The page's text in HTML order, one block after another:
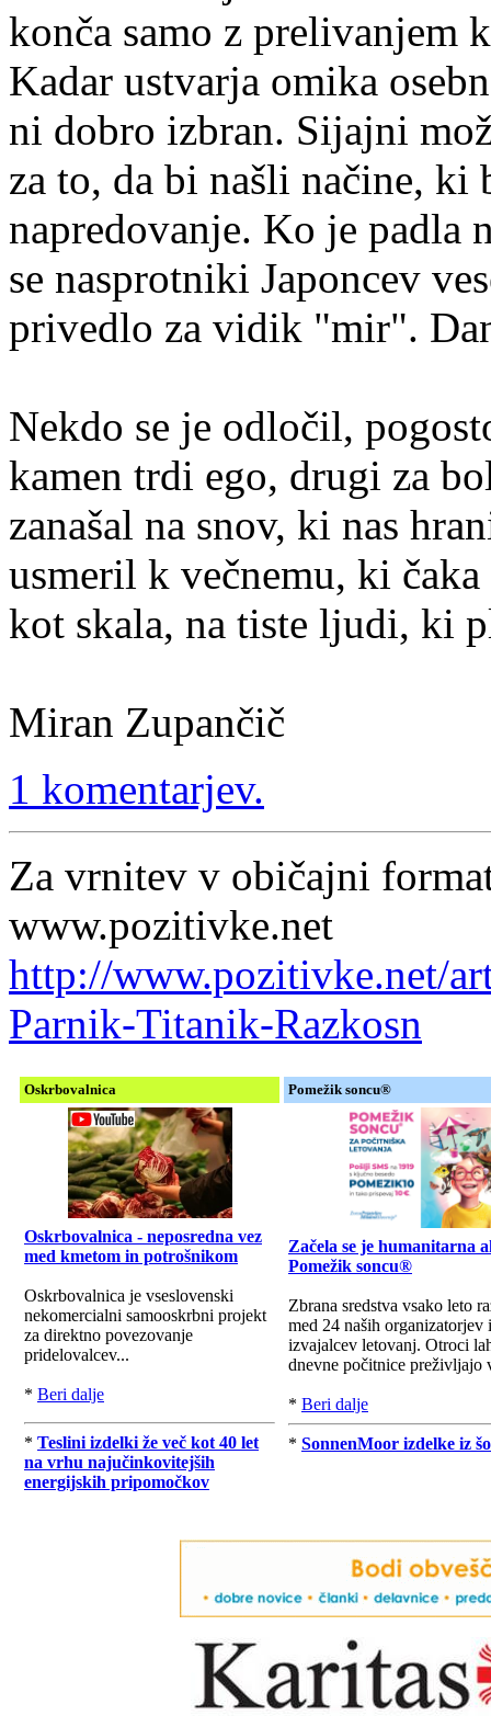
konča samo z prelivanjem
Kadar ustvarja omika
ni dobro izbran. Sijajni
za to, da bi našli načine,
napredovanje. Ko je padla
se nasprotniki Japoncev
privedlo za vidik "mir".
Nekdo se je odločil,
kamen trdi ego, drugi za
zanašal na snov, ki nas
usmeril k večnemu, ki
kot skala, na tiste ljudi, ki
Miran Zupančič
1 komentarjev.
Za vrnitev v običajni
www.pozitivke.net
http://www.pozitivke.net/
Parnik-Titanik-Razkosn
Oskrbovalnica
Oskrbovalnica - neposredna vez
med kmetom in potrošnikom
Oskrbovalnica je vseslovenski
nekomercialni samooskrbni projekt
za direktno povezovanje
pridelovalcev...
* Beri dalje
* Teslini izdelki že več kot 40 let
na vrhu najučinkovitejših
energijskih pripomočkov
Pomežik soncu®
Začela se je humanitarna
Pomežik soncu®
Zbrana sredstva vsako leto
med 24 naših organizatorjev
izvajalcev letovanj. Otroci
dnevne počitnice preživljajo
* Beri dalje
* SonnenMoor izdelke iz